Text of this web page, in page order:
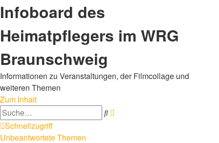
Infoboard des
Heimatpflegers im WRG
Braunschweig
Informationen zu Veranstaltungen, der Filmcollage und
weiteren Themen
Zum Inhalt
Suche
Schnellzugriff
Unbeantwortete Themen